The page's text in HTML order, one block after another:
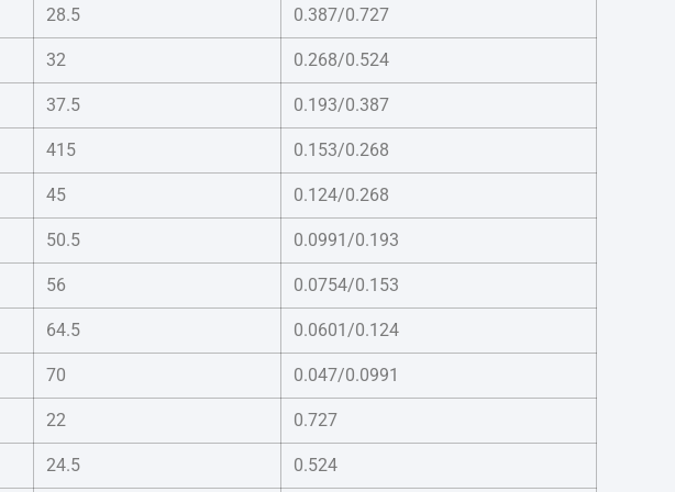
28.5 0.387/0.727
32 0.268/0.524
37.5 0.193/0.387
415 0.153/0.268
45 0.124/0.268
50.5 0.0991/0.193
56 0.0754/0.153
64.5 0.0601/0.124
70 0.047/0.0991
22 0.727
24.5 0.524